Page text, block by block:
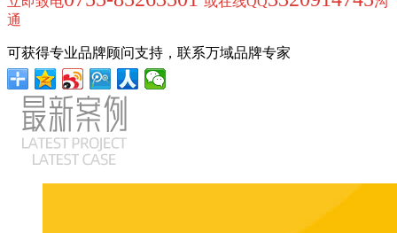
通
可获得专业品牌顾问支持，联系万域品牌专家